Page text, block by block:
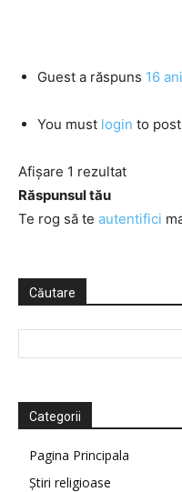
Guest a răspuns 16
You must login to
Afișare 1 rezultat
Răspunsul tău
Te rog să te autentifici
Căutare
Categorii
Pagina Principala
Știri religioase